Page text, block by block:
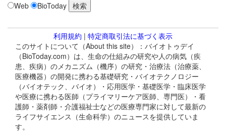
Web BioToday
利用規約 | 特定商取引法に基づく表示
このサイトについて（About this site）：バイオトゥデイ
（BioToday.com）は、生命の仕組みの研究や人の病気（疾
患、疾病）のメカニズム（機序）の研究・治療法（治療薬、
医療機器）の開発に携わる基礎研究・バイオテクノロジー
（バイオテック、バイオ）・応用医学・基礎医学・臨床医学
や医療に携わる医師（プライマリーケア医師、専門医）・看
護師・薬剤師・介護福祉士などの医療専門家に対して最新の
ライフサイエンス（生命科学）のニュースを提供していま
す。